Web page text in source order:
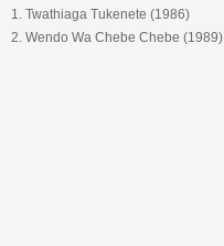
1. Twathiaga Tukenete (1986)
2. Wendo Wa Chebe Chebe (1989)